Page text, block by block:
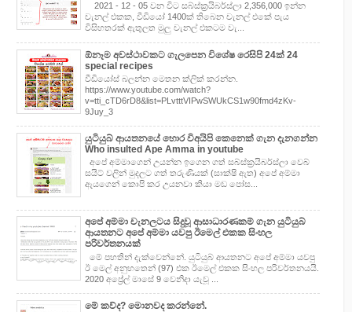
2021 - 12 - 05 වන විට සබ්ස්ක්‍රයිබර්ස්ලා 2,356,000 ඉන්න
චැනල් එකක, වීඩියෝ 1400ක් තිබෙන චැනල් එකේ පැය
විසිහතරක් ඇතුලත මුලු චැනල් එකටම වැ...
ඕනෑම අවස්ථාවකට ගැලපෙන විශේෂ රෙසිපි 24ක් 24
special recipes
වීඩියෝස් බලන්න මෙතන ක්ලික් කරන්න.
https://www.youtube.com/watch?
v=tti_cTD6rD8&list=PLvtttVIPwSWUkCS1w90fmd4zKv-
9Juy_3
යුටියුබ් ආයතනයේ හොර විඅයිපි කෙනෙක් ගැන දැනගන්න
Who insulted Ape Amma in youtube
අපේ අම්මාගෙන් උයන්න ඉගෙන ගත් සබ්ස්ක්‍රයිබර්ස්ලා වෙබ්
සයිට් වලින් මුදලට ගත් තරුණියක් (සාක්ෂි ඇත) අපේ අම්මා
ඇයගෙන් කොපි කර උයනවා කියා මඩ පෝස...
අපේ අම්මා චැනලටය සිදුවූ ආසාධාරණකම් ගැන යුටියුබ්
ආයතනට අපේ අම්මා යවපු ඊමෙල් එකක සිංහල
පරිවර්තනයක්
මේ පහතින් දැක්වෙන්නේ. යුටියුබ් ආයතනට අපේ අම්මා යවපු
ඊ මෙල් අනුහතෙන් (97) එක ඊමෙල් එකක සිංහල පරිවර්තනයයි.
2020 අප්‍රේල් මාසේ 9 වෙනිදා යැවූ ...
මේ කව්ද? මොනවද කරන්නේ.